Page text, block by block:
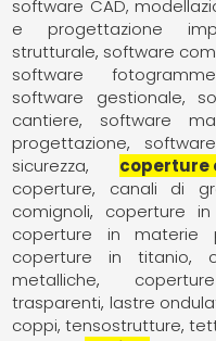
software CAD,
e progettazione
strutturale software
software
software gestionale
cantiere
software
progettazione
sicurezza
coperture
coperture
canali di
comignoli
coperture in
coperture in materie
coperture in titanio
metalliche
trasparenti lastre
coppi tensostrutture